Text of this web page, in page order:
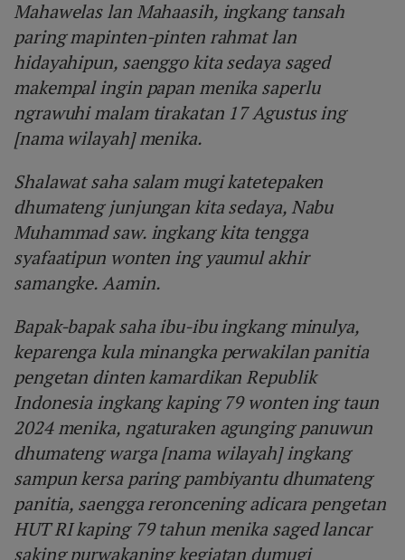
Mahawelas lan Mahaasih, ingkang tansah
paring mapinten-pinten rahmat lan
hidayahipun, saenggo kita sedaya saged
makempal ingin papan menika saperlu
ngrawuhi malam tirakatan 17 Agustus ing
[nama wilayah] menika.
Shalawat saha salam mugi katetepaken
dhumateng junjungan kita sedaya, Nabu
Muhammad saw. ingkang kita tengga
syafaatipun wonten ing yaumul akhir
samangke. Aamin.
Bapak-bapak saha ibu-ibu ingkang minulya,
keparenga kula minangka perwakilan panitia
pengetan dinten kamardikan Republik
Indonesia ingkang kaping 79 wonten ing taun
2024 menika, ngaturaken agunging panuwun
dhumateng warga [nama wilayah] ingkang
sampun kersa paring pambiyantu dhumateng
panitia, saengga reroncening adicara pengetan
HUT RI kaping 79 tahun menika saged lancar
saking purwakaning kegiatan dumugi